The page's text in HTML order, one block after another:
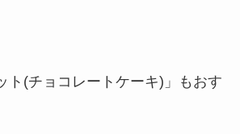
ト(チョコレートケーキ)」もおす